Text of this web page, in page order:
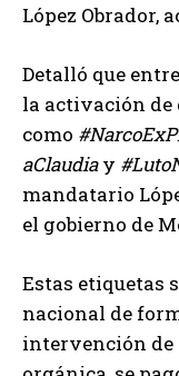
López Obrador,
Detalló que
la activación de
como
aClaudiay
mandatario
el gobierno de
Estas etiquetas
nacional de
intervención de